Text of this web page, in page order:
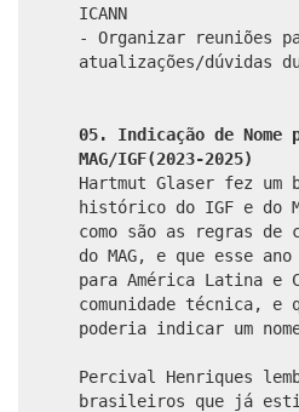
ICANN
- Organizar reuniões
atualizações/dúvidas
05. Indicação de Nome
MAG/IGF(2023-2025)
Hartmut Glaser fez um
histórico do IGF e do
como são as regras de
do MAG, e que esse
para América Latina e
comunidade técnica, e
poderia indicar um
Percival Henriques
brasileiros que já